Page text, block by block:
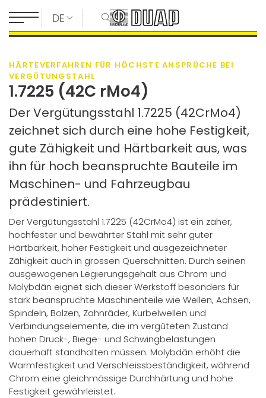
DE
HÄRTEVERFAHREN FÜR HÖCHSTE ANSPRÜCHE BEI
VERGÜTUNGSTAHL
1.7225 (42C rMo4)
Der Vergütungsstahl 1.7225 (42CrMo4)
zeichnet sich durch eine hohe Festigkeit,
gute Zähigkeit und Härtbarkeit aus, was
ihn für hoch beanspruchte Bauteile im
Maschinen- und Fahrzeugbau
prädestiniert.
Der Vergütungsstahl 1.7225 (42CrMo4) ist ein zäher,
hochfester und bewährter Stahl mit sehr guter
Härtbarkeit, hoher Festigkeit und ausgezeichneter
Zähigkeit auch in grossen Querschnitten. Durch seinen
ausgewogenen Legierungsgehalt aus Chrom und
Molybdän eignet sich dieser Werkstoff besonders für
stark beanspruchte Maschinenteile wie Wellen, Achsen,
Spindeln, Bolzen, Zahnräder, Kurbelwellen und
Verbindungselemente, die im vergüteten Zustand
hohen Druck-, Biege- und Schwingbelastungen
dauerhaft standhalten müssen. Molybdän erhöht die
Warmfestigkeit und Verschleissbeständigkeit, während
Chrom eine gleichmässige Durchhärtung und hohe
Festigkeit gewährleistet.